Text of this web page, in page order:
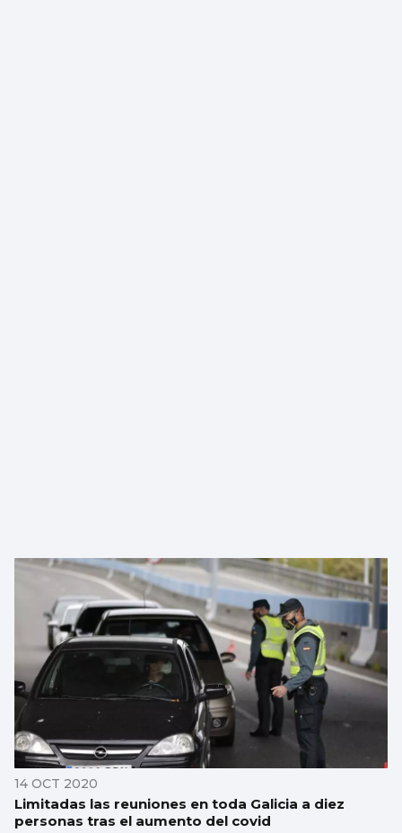
14 OCT 2020
Limitadas las reuniones en toda Galicia a diez
personas tras el aumento del covid